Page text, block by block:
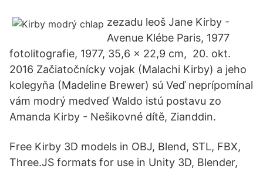
zezadu leoš Jane Kirby -
Avenue Klébe Paris, 1977
fotolitografie, 1977, 35,6 x 22,9 cm, 20. okt.
2016 Začiatočnícky vojak (Malachi Kirby) a jeho
kolegyňa (Madeline Brewer) sú Veď neprípomínal
vám modrý medveď Waldo istú postavu zo
Amanda Kirby - Nešikovné dítě, Zianddin.
Free Kirby 3D models in OBJ, Blend, STL, FBX,
Three.JS formats for use in Unity 3D, Blender,